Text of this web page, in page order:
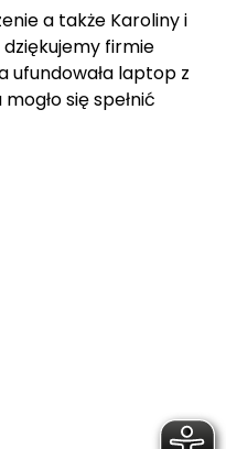
a także Karoliny i
firmie
ufundowała laptop z
się spełnić